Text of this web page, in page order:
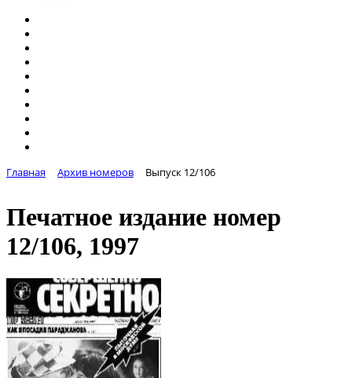
Главная Архив номеров Выпуск 12/106
Печатное издание номер
12/106, 1997